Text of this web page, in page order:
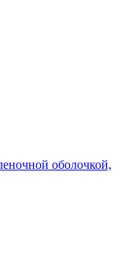
оболочкой,